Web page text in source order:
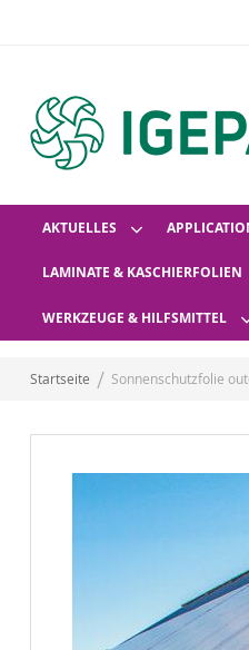
AKTUELLES
LAMINATE & KASCHIERFOLIEN
WERKZEUGE & HILFSMITTEL
Startseite Sonnenschutzfolie